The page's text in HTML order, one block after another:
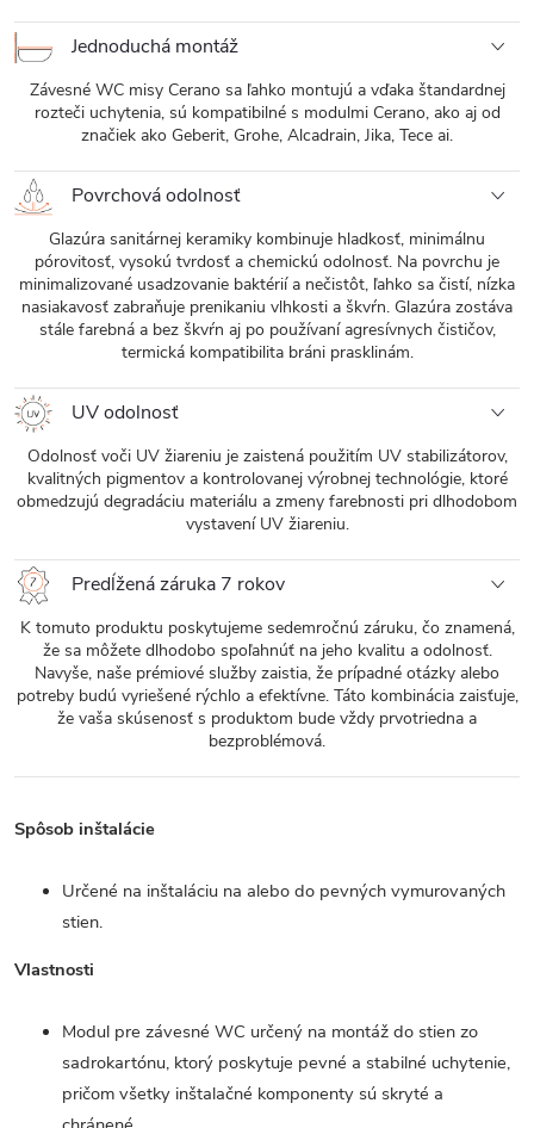
Jednoduchá montáž
Závesné WC misy Cerano sa ľahko montujú a vďaka štandardnej
rozteči uchytenia, sú kompatibilné s modulmi Cerano, ako aj od
značiek ako Geberit, Grohe, Alcadrain, Jika, Tece ai.
Povrchová odolnosť
Glazúra sanitárnej keramiky kombinuje hladkosť, minimálnu
pórovitosť, vysokú tvrdosť a chemickú odolnosť. Na povrchu je
minimalizované usadzovanie baktérií a nečistôt, ľahko sa čistí, nízka
nasiakavosť zabraňuje prenikaniu vlhkosti a škvŕn. Glazúra zostáva
stále farebná a bez škvŕn aj po používaní agresívnych čističov,
termická kompatibilita bráni prasklinám.
UV odolnosť
Odolnosť voči UV žiareniu je zaistená použitím UV stabilizátorov,
kvalitných pigmentov a kontrolovanej výrobnej technológie, ktoré
obmedzujú degradáciu materiálu a zmeny farebnosti pri dlhodobom
vystavení UV žiareniu.
Predĺžená záruka 7 rokov
K tomuto produktu poskytujeme sedemročnú záruku, čo znamená,
že sa môžete dlhodobo spoľahnúť na jeho kvalitu a odolnosť.
Navyše, naše prémiové služby zaistia, že prípadné otázky alebo
potreby budú vyriešené rýchlo a efektívne. Táto kombinácia zaisťuje,
že vaša skúsenosť s produktom bude vždy prvotriedna a
bezproblémová.
Spôsob inštalácie
Určené na inštaláciu na alebo do pevných vymurovaných
stien.
Vlastnosti
Modul pre závesné WC určený na montáž do stien zo
sadrokartónu, ktorý poskytuje pevné a stabilné uchytenie,
pričom všetky inštalačné komponenty sú skryté a